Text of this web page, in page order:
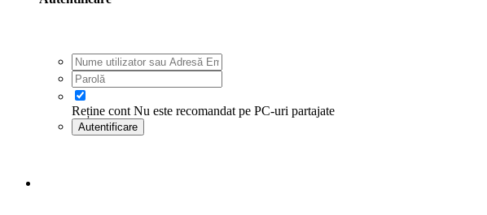
Reține cont Nu este recomandat pe PC-uri partajate
Autentificare